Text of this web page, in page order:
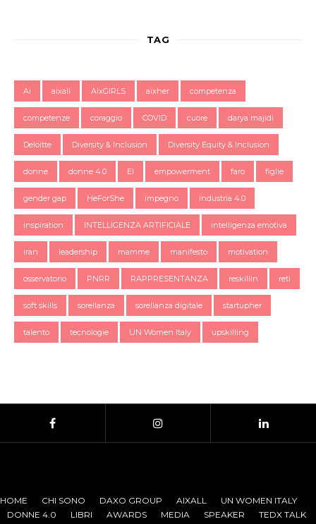
TAG
Ai aixall AIxGIRLS aixher competenza
competenze coraggio COVID cuore darya majidi
Deloitte Diversity & Inclusion Diversity Equity & Inclusion
donne donne 4.0 EI empowerment faro figlie
gender gap HeForShe impegno industria 4.0
inspiration INTELLIGENZA ARTIFICIALE intelligenza emotiva
iran leadership mamme manifesto motivation
osservatorio PNRR RAPPRESENTANZA reskillin reti
soft skills sorellanza sorellanza digitale startupher
talento tecnologie UN Women Italy upskilling
HOME CHI SONO DAXO GROUP AIXALL
UN WOMEN ITALY
DONNE 4.0
LIBRI AWARDS MEDIA SPEAKER
TEDX TALK